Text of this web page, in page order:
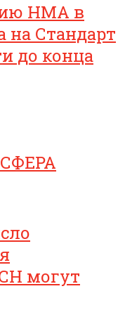
НМА в
на Стандарт
до конца
могут